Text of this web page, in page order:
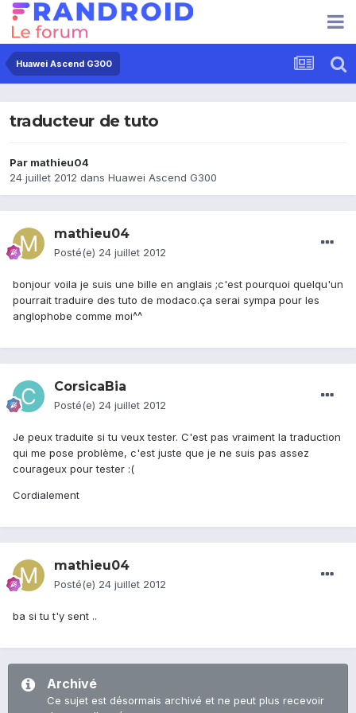
Huawei Ascend G300
traducteur de tuto
Par mathieu04
24 juillet 2012 dans Huawei Ascend G300
mathieu04
Posté(e) 24 juillet 2012
bonjour voila je suis une bille en anglais ;c'est pourquoi quelqu'un
pourrait traduire des tuto de modaco.ça serai sympa pour les
anglophobe comme moi^^
CorsicaBia
Posté(e) 24 juillet 2012
Je peux traduite si tu veux tester. C'est pas vraiment la traduction
qui me pose problème, c'est juste que je ne suis pas assez
courageux pour tester :(
Cordialement
mathieu04
Posté(e) 24 juillet 2012
ba si tu t'y sent ..
Archivé
Ce sujet est désormais archivé et ne peut plus recevoir